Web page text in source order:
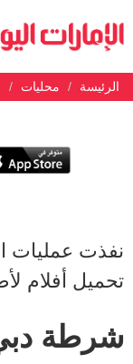
الرئيسة محليات
نفذت عمليات
تحميل أفلام
شرطة